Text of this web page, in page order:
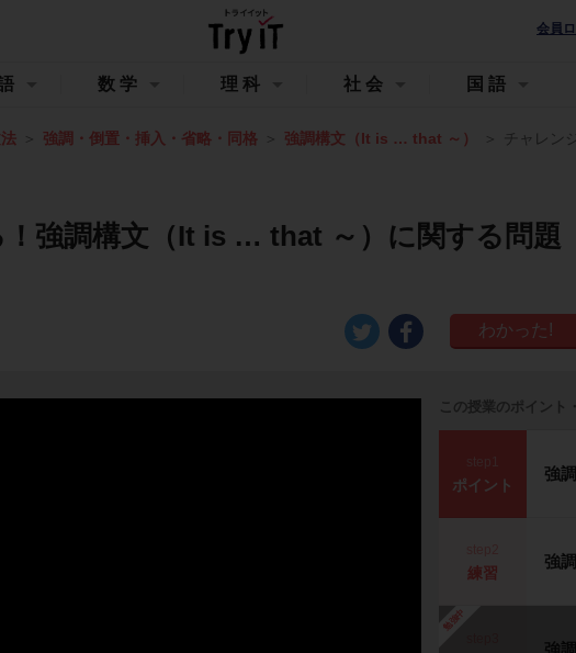
会員
数学 理科 社会 国語
強調・倒置・挿入・省略・同格 強調構文（It is … that ～） チャレン
強調構文（It is … that ～）に関する問題
この授業のポイント
ポイント
強
練習
強
勉強中
強